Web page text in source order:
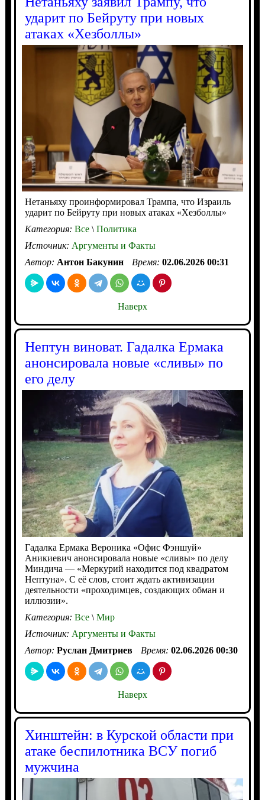
ударит по Бейруту при новых
атаках «Хезболлы»
Нетаньяху проинформировал Трампа, что Израиль
ударит по Бейруту при новых атаках «Хезболлы»
Категория: Все\Политика
Источник: Аргументы и Факты
Автор: Антон Бакунин Время: 02.06.2026 00:31
Наверх
Нептун виноват. Гадалка Ермака
анонсировала новые «сливы» по
его делу
Гадалка Ермака Вероника «Офис Фэншуй»
Аникиевич анонсировала новые «сливы» по делу
Миндича — «Меркурий находится под квадратом
Нептуна». С её слов, стоит ждать активизации
деятельности «проходимцев, создающих обман и
иллюзии».
Категория: Все\Мир
Источник: Аргументы и Факты
Автор: Руслан Дмитриев Время: 02.06.2026 00:30
Наверх
Хинштейн: в Курской области при
атаке беспилотника ВСУ погиб
мужчина